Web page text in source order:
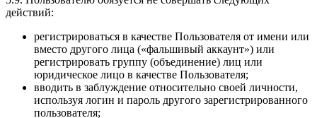
действий:
регистрироваться в качестве Пользователя от имени или
вместо другого лица («фальшивый аккаунт») или
регистрировать группу (объединение) лиц или
юридическое лицо в качестве Пользователя;
вводить в заблуждение относительно своей личности,
используя логин и пароль другого зарегистрированного
пользователя;